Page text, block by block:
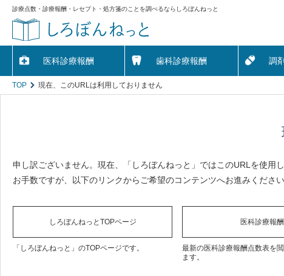
診療点数・診療報酬・レセプト・処方箋のことを調べるならしろぼんねっと
医科診療報酬 歯科診療報酬 調
TOP 現在、このURLは利用しておりません
申し訳ございません。現在、「しろぼんねっと」ではこのURLを使用し
お手数ですが、以下のリンクからご希望のコンテンツへお進みください
しろぼんねっとTOPページ
「しろぼんねっと」のTOPページです。
医科診療報酬
最新の医科診療報酬点数表を
ます。